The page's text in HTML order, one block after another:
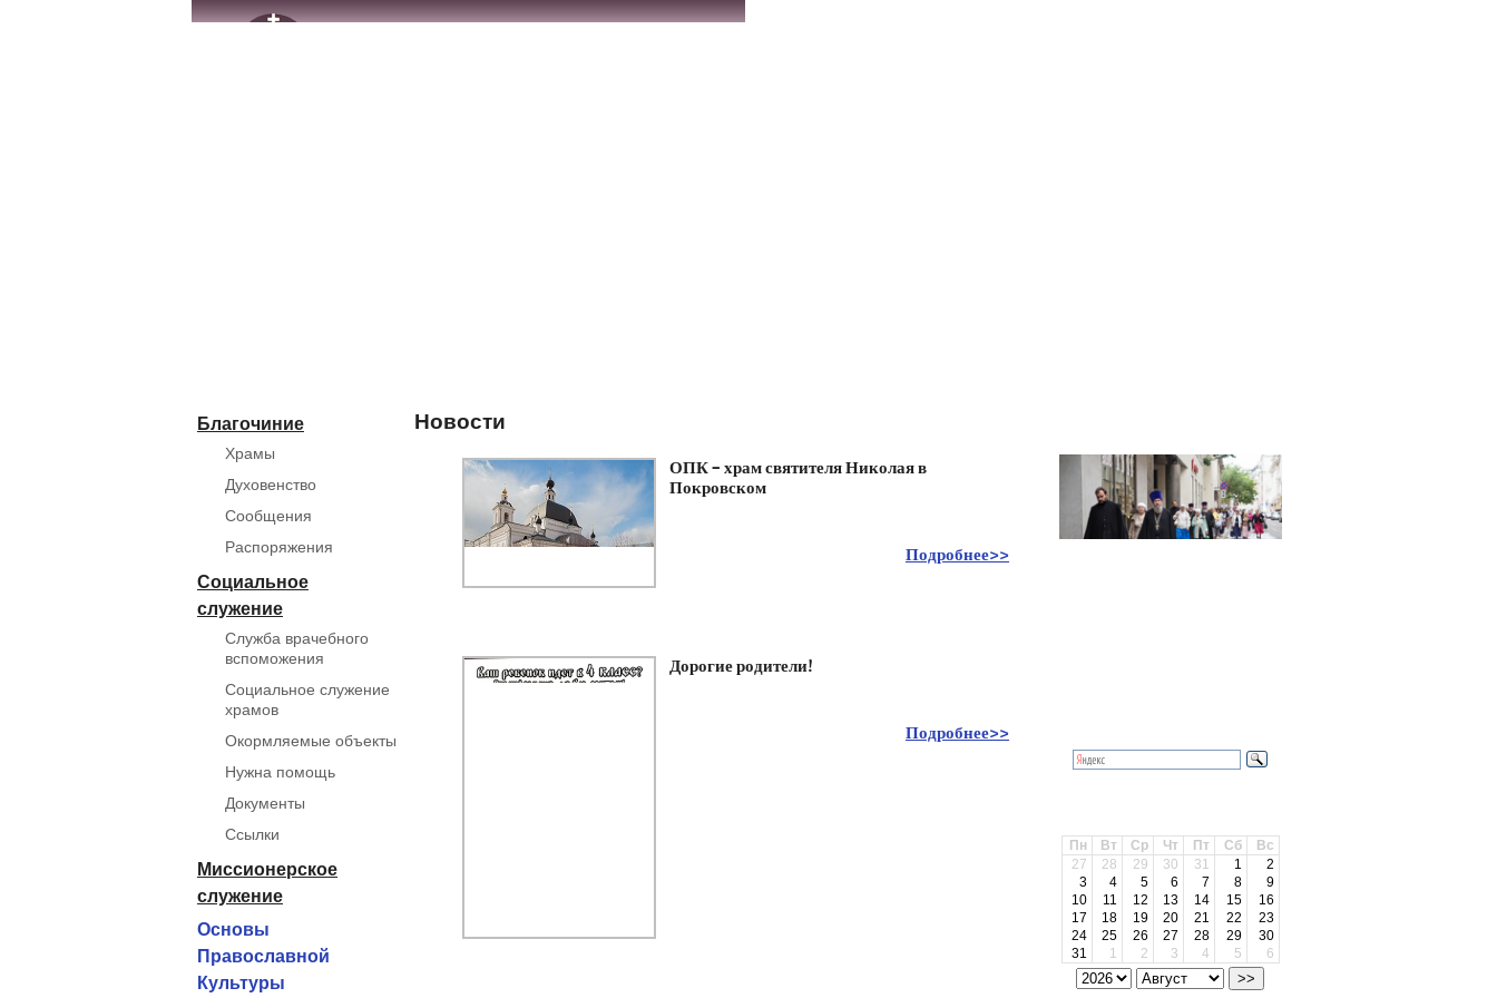
Благочиние
Храмы
Духовенство
Сообщения
Распоряжения
Социальное
служение
Служба врачебного
вспоможения
Социальное служение
храмов
Окормляемые объекты
Нужна помощь
Документы
Ссылки
Миссионерское
служение
Основы
Православной
Культуры
Новости
ОПК – храм святителя Николая в
Покровском
Подробнее>>
Дорогие родители!
Подробнее>>
Пн Вт Ср Чт Пт Сб
Вс
27
28 29 30 31 1
2
3
4 5 6 7 8
9
10
11 12 13 14 15
16
17
18 19 20 21 22
23
24
25 26 27 28 29
30
31
1 2 3 4 5 6